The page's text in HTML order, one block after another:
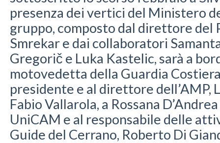
presenza dei vertici del Ministero
gruppo, composto dal direttore del
Smrekar e dai collaboratori
Gregorič e Luka Kastelic, sarà a
motovedetta della Guardia
presidente e al direttore dell’AMP,
Fabio Vallarola, a Rossana
UniCAM e al responsabile delle
Guide del Cerrano, Roberto Di